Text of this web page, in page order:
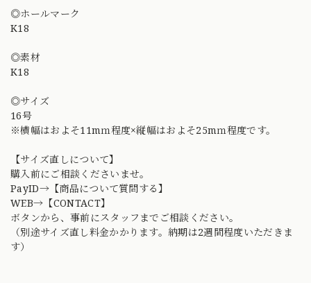
◎ホールマーク
K18
◎素材
K18
◎サイズ
16号
※横幅はおよそ11mｍ程度×縦幅はおよそ25mｍ程度です。
【サイズ直しについて】
購入前にご相談くださいませ。
PayID→【商品について質問する】
WEB→【CONTACT】
ボタンから、事前にスタッフまでご相談ください。
（別途サイズ直し料金かかります。納期は2週間程度いただきま
す）